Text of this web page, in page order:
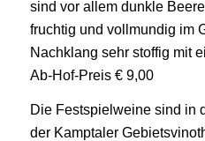
sind vor allem dunkle
fruchtig und vollmundig im
Nachklang sehr stoffig mit
Ab-Hof-Preis € 9,00
Die Festspielweine sind in
der Kamptaler